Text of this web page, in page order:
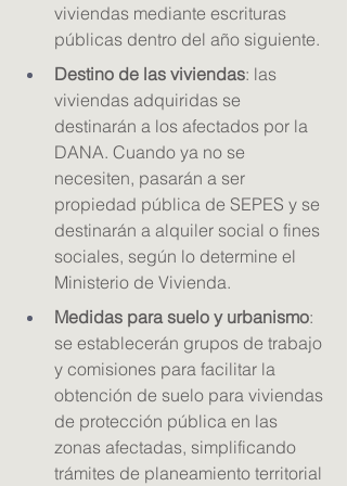
viviendas mediante escrituras
públicas dentro del año siguiente.
Destino de las viviendas: las
viviendas adquiridas se
destinarán a los afectados por la
DANA. Cuando ya no se
necesiten, pasarán a ser
propiedad pública de SEPES y se
destinarán a alquiler social o fines
sociales, según lo determine el
Ministerio de Vivienda.
Medidas para suelo y urbanismo:
se establecerán grupos de trabajo
y comisiones para facilitar la
obtención de suelo para viviendas
de protección pública en las
zonas afectadas, simplificando
trámites de planeamiento territorial